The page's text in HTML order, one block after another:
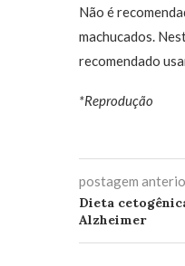
Não é
machucados.
recomendado
*Reprodução
postagem
Dieta
Alzheimer